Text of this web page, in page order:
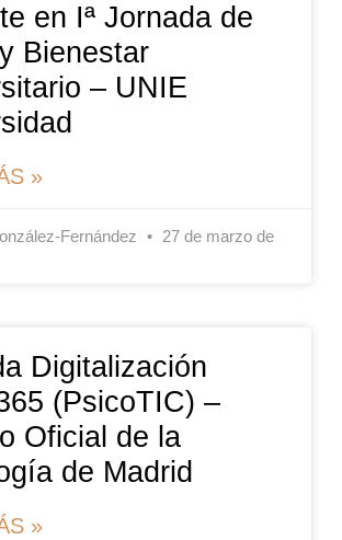
en Iª Jornada de
Bienestar
– UNIE
»
Fernández
27 de marzo de
Digitalización
(PsicoTIC) –
Oficial de la
de Madrid
»